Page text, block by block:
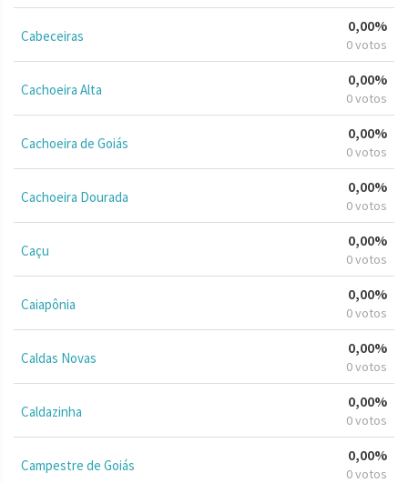
Cabeceiras
0,00%
0 votos
Cachoeira Alta
0,00%
0 votos
Cachoeira de Goiás
0,00%
0 votos
Cachoeira Dourada
0,00%
0 votos
Caçu
0,00%
0 votos
Caiapônia
0,00%
0 votos
Caldas Novas
0,00%
0 votos
Caldazinha
0,00%
0 votos
Campestre de Goiás
0,00%
0 votos